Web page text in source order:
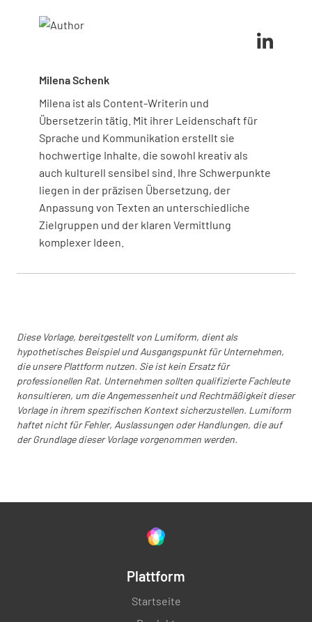
durchzuführen.
Milena Schenk
Milena ist als Content-Writerin und
Übersetzerin tätig. Mit ihrer Leidenschaft für
Sprache und Kommunikation erstellt sie
hochwertige Inhalte, die sowohl kreativ als
auch kulturell sensibel sind. Ihre Schwerpunkte
liegen in der präzisen Übersetzung, der
Anpassung von Texten an unterschiedliche
Zielgruppen und der klaren Vermittlung
komplexer Ideen.
Diese Vorlage, bereitgestellt von Lumiform, dient als
hypothetisches Beispiel und Ausgangspunkt für Unternehmen,
die unsere Plattform nutzen. Sie ist kein Ersatz für
professionellen Rat. Unternehmen sollten qualifizierte Fachleute
konsultieren, um die Angemessenheit und Rechtmäßigkeit dieser
Vorlage in ihrem spezifischen Kontext sicherzustellen. Lumiform
haftet nicht für Fehler, Auslassungen oder Handlungen, die auf
der Grundlage dieser Vorlage vorgenommen werden.
Plattform
Startseite